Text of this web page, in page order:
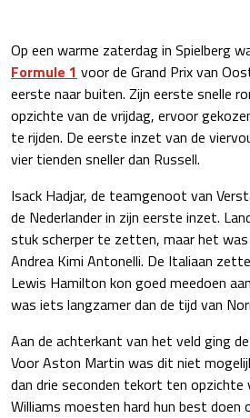
Op een warme zaterdag in Spielberg
Formule 1 voor de Grand Prix van
eerste naar buiten. Zijn eerste snelle
opzichte van de vrijdag, ervoor
te rijden. De eerste inzet van de
vier tienden sneller dan Russell.
Isack Hadjar, de teamgenoot van
de Nederlander in zijn eerste inzet.
stuk scherper te zetten, maar het
Andrea Kimi Antonelli. De Italiaan
Lewis Hamilton kon goed meedoen
was iets langzamer dan de tijd van
Aan de achterkant van het veld ging
Voor Aston Martin was dit niet
dan drie seconden tekort ten opzichte
Williams moesten hard hun best doen